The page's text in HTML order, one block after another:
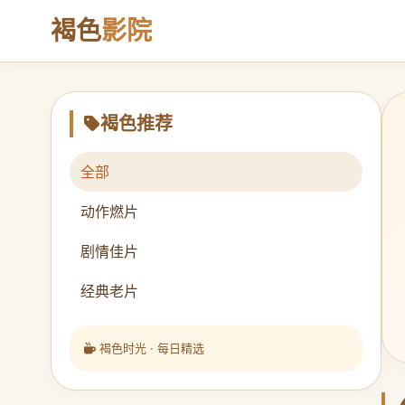
褐色影院
褐色推荐
全部
动作燃片
剧情佳片
经典老片
褐色时光 · 每日精选